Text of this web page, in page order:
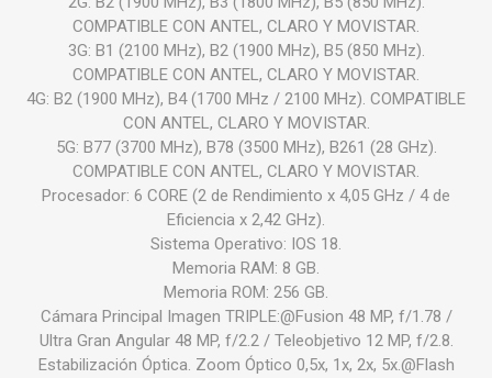
COMPATIBLE CON ANTEL, CLARO Y MOVISTAR.
3G: B1 (2100 MHz), B2 (1900 MHz), B5 (850 MHz).
COMPATIBLE CON ANTEL, CLARO Y MOVISTAR.
4G: B2 (1900 MHz), B4 (1700 MHz / 2100 MHz). COMPATIBLE
CON ANTEL, CLARO Y MOVISTAR.
5G: B77 (3700 MHz), B78 (3500 MHz), B261 (28 GHz).
COMPATIBLE CON ANTEL, CLARO Y MOVISTAR.
Procesador: 6 CORE (2 de Rendimiento x 4,05 GHz / 4 de
Eficiencia x 2,42 GHz).
Sistema Operativo: IOS 18.
Memoria RAM: 8 GB.
Memoria ROM: 256 GB.
Cámara Principal Imagen TRIPLE:@Fusion 48 MP, f/1.78 /
Ultra Gran Angular 48 MP, f/2.2 / Teleobjetivo 12 MP, f/2.8.
Estabilización Óptica. Zoom Óptico 0,5x, 1x, 2x, 5x.@Flash